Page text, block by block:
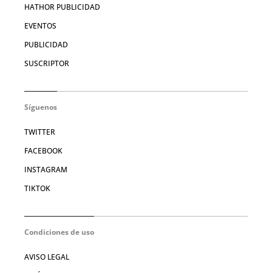
HATHOR PUBLICIDAD
EVENTOS
PUBLICIDAD
SUSCRIPTOR
Síguenos
TWITTER
FACEBOOK
INSTAGRAM
TIKTOK
Condiciones de uso
AVISO LEGAL